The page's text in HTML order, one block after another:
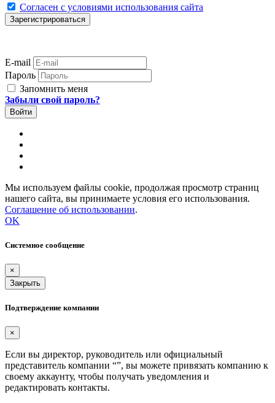
Согласен с условиями использования сайта
E-mail
Пароль
Запомнить меня
Забыли свой пароль?
Мы используем файлы cookie, продолжая просмотр страниц
нашего сайта, вы принимаете условия его использования.
Соглашение об использовании.
OK
Системное сообщение
×
Закрыть
Подтверждение компании
×
Если вы директор, руководитель или официальный
представитель компании “”, вы можете привязать компанию к
своему аккаунту, чтобы получать уведомления и
редактировать контакты.